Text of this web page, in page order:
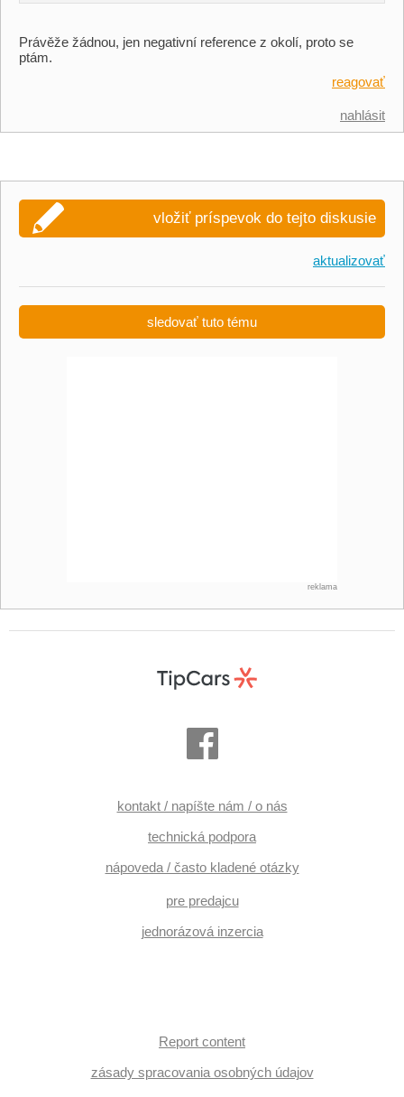
Právěže žádnou, jen negativní reference z okolí, proto se
ptám.
reagovať
nahlásit
vložiť príspevok do tejto diskusie
aktualizovať
sledovať tuto tému
reklama
kontakt / napíšte nám / o nás
technická podpora
nápoveda / často kladené otázky
pre predajcu
jednorázová inzercia
Report content
zásady spracovania osobných údajov